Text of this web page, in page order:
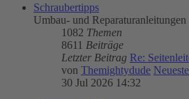
Schraubertipps
Umbau- und
1082 Themen
8611 Beiträge
Letzter Beitrag Re:
von Themightydude
30 Jul 2026 14:32